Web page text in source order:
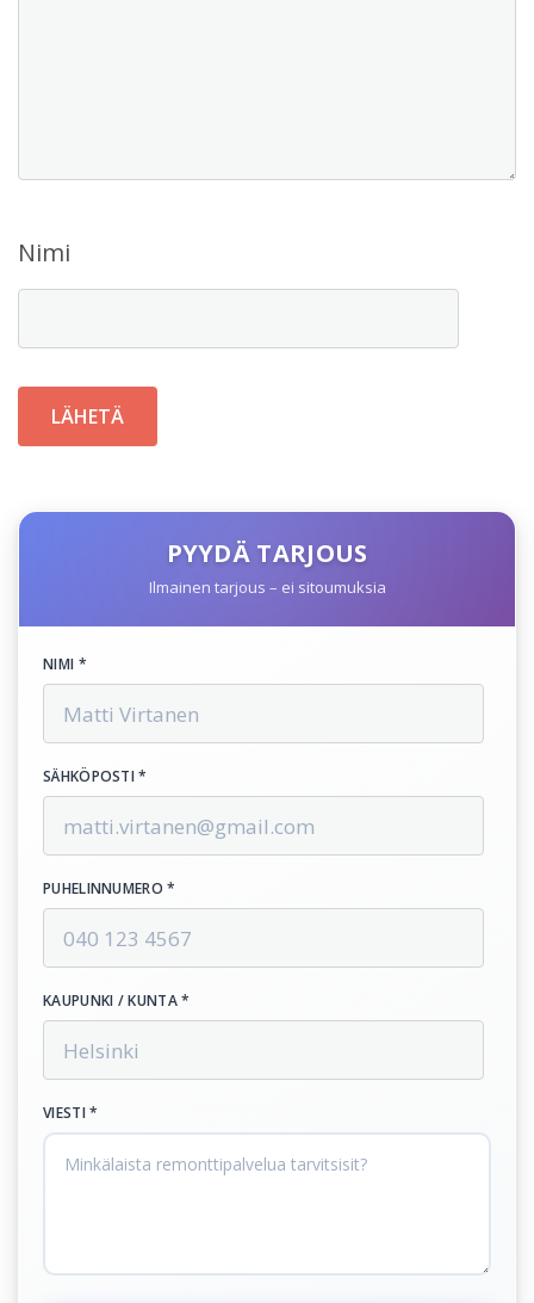
Nimi
PYYDÄ TARJOUS
Ilmainen tarjous – ei sitoumuksia
NIMI *
SÄHKÖPOSTI *
PUHELINNUMERO *
KAUPUNKI / KUNTA *
VIESTI *